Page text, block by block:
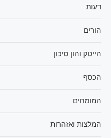
דעות
הורים
הייטק והון סיכון
הכסף
המומחים
המלצות ואזהרות